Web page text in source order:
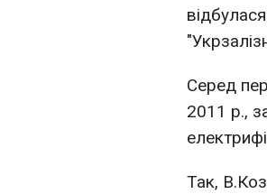
Серед
2011 р.,
Так,